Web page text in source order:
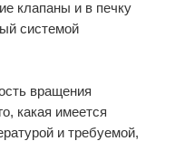
клапаны и в печку
системой
вращения
какая имеется
и требуемой,